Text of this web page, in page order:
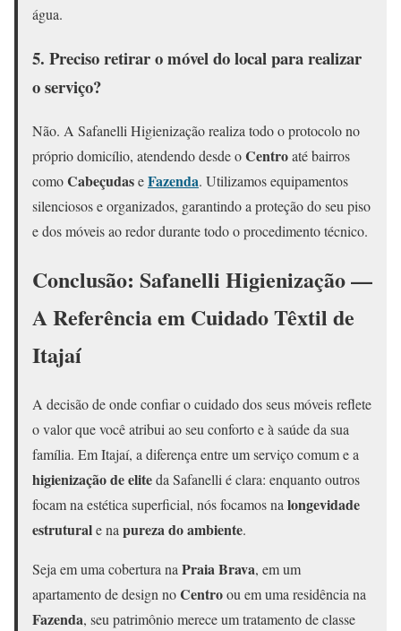
água.
5. Preciso retirar o móvel do local para realizar
o serviço?
Não. A Safanelli Higienização realiza todo o protocolo no
próprio domicílio, atendendo desde oCentroaté bairros
comoCabeçudaseFazenda. Utilizamos equipamentos
silenciosos e organizados, garantindo a proteção do seu piso
e dos móveis ao redor durante todo o procedimento técnico.
Conclusão: Safanelli Higienização —
A Referência em Cuidado Têxtil de
Itajaí
A decisão de onde confiar o cuidado dos seus móveis reflete
o valor que você atribui ao seu conforto e à saúde da sua
família. Em Itajaí, a diferença entre um serviço comum e a
higienização de eliteda Safanelli é clara: enquanto outros
focam na estética superficial, nós focamos nalongevidade
estruturale napureza do ambiente.
Seja em uma cobertura naPraia Brava, em um
apartamento de design noCentroou em uma residência na
Fazenda, seu patrimônio merece um tratamento de classe